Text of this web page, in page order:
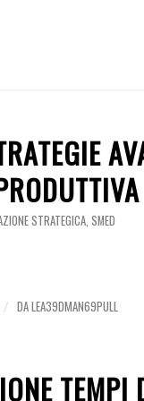
STRATEGICA,SMED
/ DALEA39DMAN69PULL